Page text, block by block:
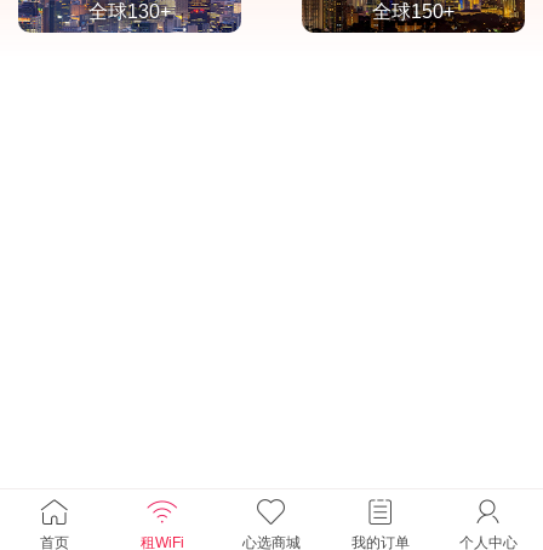
全球130+ 全球150+
首页 租WiFi 心选商城 我的订单 个人中心